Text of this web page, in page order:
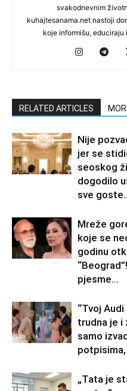
svakodnevnim
kuhajtesanama.net nastoji
koje informišu,
RELATED ARTICLES
Nije
jer se
seoskog
dogodilo
sve
Mreže
koje se
godinu
pjesme...
“Tvoj
trudna je i
samo
„Tata je